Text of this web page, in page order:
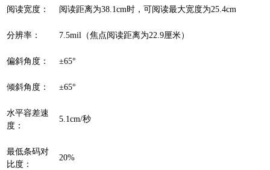
阅读宽度： 阅读距离为38.1cm时，可阅读最大宽度为25.4cm
分辨率： 7.5mil（焦点阅读距离为22.9厘米）
偏斜角度： ±65°
倾斜角度： ±65°
水平容差速
度：
5.1cm/秒
最低条码对
比度：
20%